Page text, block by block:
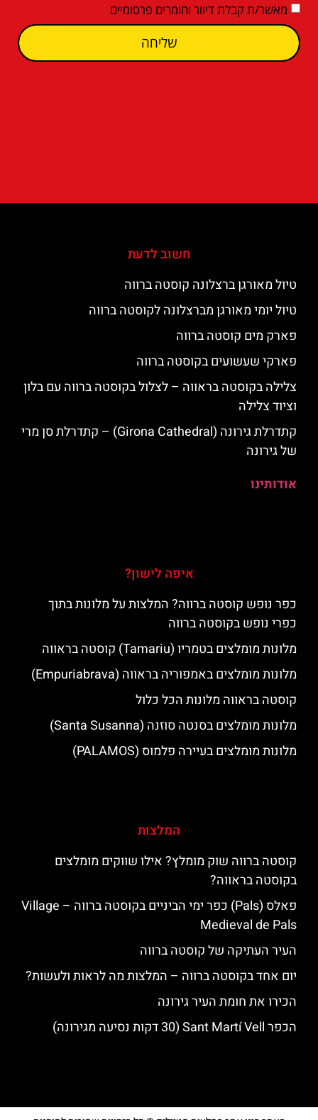
מאשר/ת קבלת דיוור וחומרים פרסומיים
שליחה
חשוב לדעת
טיול מאורגן ברצלונה קוסטה ברווה
טיול יומי מאורגן מברצלונה לקוסטה ברווה
פארק מים קוסטה ברווה
פארקי שעשועים בקוסטה ברווה
צלילה בקוסטה בראווה – לצלול בקוסטה ברווה עם בלון
וציוד צלילה
קתדרלת גירונה (Girona Cathedral) – קתדרלת סן מרי
של גירונה
אודותינו
איפה לישון?
כפר נופש קוסטה ברווה? המלצות על מלונות בתוך
כפרי נופש בקוסטה ברווה
מלונות מומלצים בטמריו (Tamariu) קוסטה בראווה
מלונות מומלצים באמפוריה בראווה (Empuriabrava)
קוסטה בראווה מלונות הכל כלול
מלונות מומלצים בסנטה סוזנה (Santa Susanna)
מלונות מומלצים בעיירה פלמוס (PALAMOS)
המלצות
קוסטה ברווה שוק מומלץ? אילו שווקים מומלצים
בקוסטה בראווה?
פאלס (Pals) כפר ימי הביניים בקוסטה ברווה – ‪‪Village
Medieval de Pals‬‬
העיר העתיקה של קוסטה ברווה
יום אחד בקוסטה ברווה – המלצות מה לראות ולעשות?
הכירו את חומת העיר גירונה
הכפר Sant Martí Vell (30 דקות נסיעה מגירונה)